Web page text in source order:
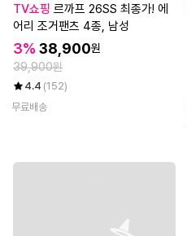
TV쇼핑
어리 조거팬츠 4종, 남성
3% 38,900원
39,900원
4.4 (152)
무료배송